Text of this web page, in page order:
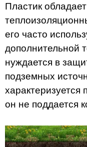
Пластик
его часто
дополнительной
нуждается в
подземных
характеризуется
он не поддается